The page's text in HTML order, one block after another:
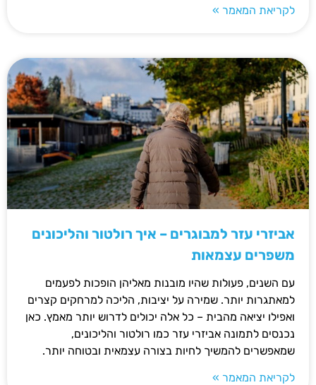
לקריאת המאמר »
אביזרי עזר למבוגרים – איך רולטור והליכונים
משפרים עצמאות
עם השנים, פעולות שהיו מובנות מאליהן הופכות לפעמים
למאתגרות יותר. שמירה על יציבות, הליכה למרחקים קצרים
ואפילו יציאה מהבית – כל אלה יכולים לדרוש יותר מאמץ. כאן
נכנסים לתמונה אביזרי עזר כמו רולטור והליכונים,
שמאפשרים להמשיך לחיות בצורה עצמאית ובטוחה יותר.
לקריאת המאמר »